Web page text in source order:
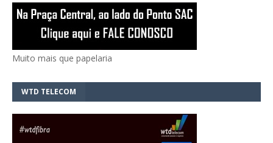
Muito mais que papelaria
WTD TELECOM